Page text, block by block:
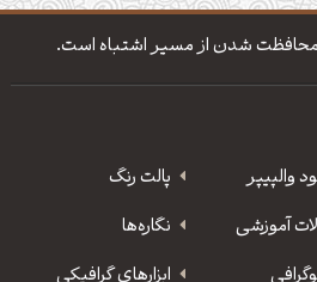
تایپوگرافی شعر مولانا
شدن از مسیر اشتباه است.
والپیپر
پالت رنگ
آموزشی
نگاره‌ها